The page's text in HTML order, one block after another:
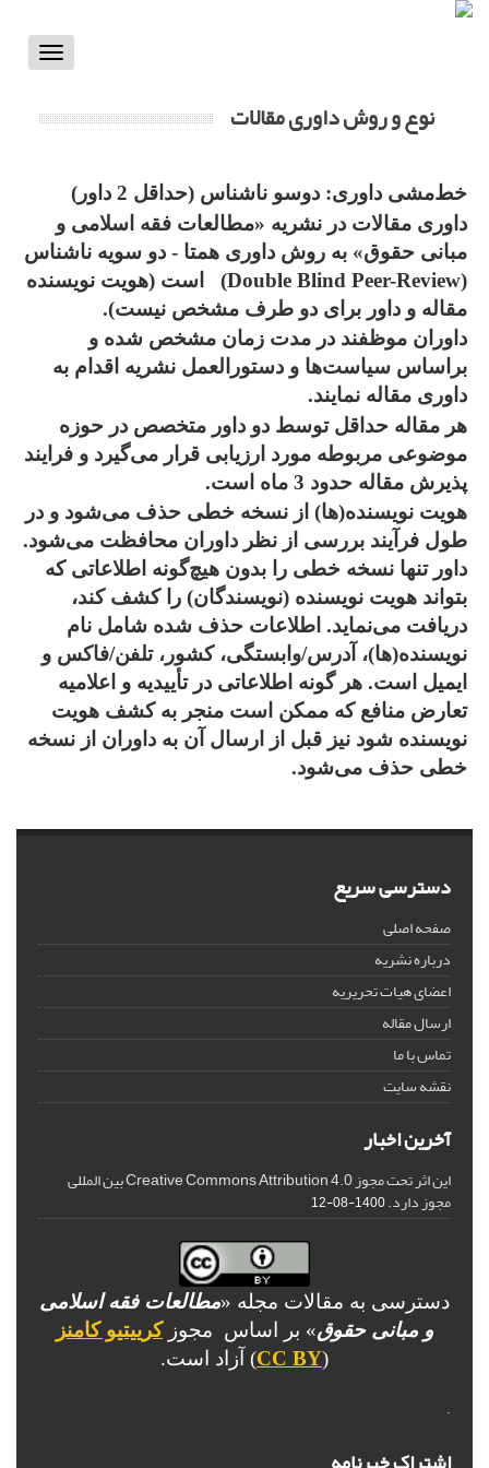
Toggle
نوع و روش داوری مقالات
خط‌مشی داوری: دوسو ناشناس (حداقل 2 داور)
داوری مقالات در نشریه «مطالعات فقه اسلامی و
مبانی حقوق» به روش داوری همتا - دو سویه ناشناس
(Double Blind Peer-Review) است (هویت نویسنده
مقاله و داور برای دو طرف مشخص نیست).
داوران موظفند در مدت زمان مشخص شده و
براساس سیاست‌‌ها و دستورالعمل نشریه اقدام به
داوری مقاله نمایند.
هر مقاله حداقل توسط دو داور متخصص در حوزه
موضوعی مربوطه مورد ارزیابی قرار می‌‌گیرد و فرایند
پذیرش مقاله حدود 3 ماه است.
هویت نویسنده(ها) از نسخه خطی حذف می‌شود و در
طول فرآیند بررسی از نظر داوران محافظت می‌شود.
داور تنها نسخه خطی را بدون هیچ‌گونه اطلاعاتی که
بتواند هویت نویسنده (نویسندگان) را کشف کند،
دریافت می‌نماید. اطلاعات حذف شده شامل نام
نویسنده(ها)، آدرس/وابستگی، کشور، تلفن/فاکس و
ایمیل است. هر گونه اطلاعاتی در تأییدیه و اعلامیه
تعارض منافع که ممکن است منجر به کشف هویت
نویسنده شود نیز قبل از ارسال آن به داوران از نسخه
خطی حذف می‌شود.
دسترسی سریع
صفحه اصلی
درباره نشریه
اعضای هیات تحریریه
ارسال مقاله
تماس با ما
نقشه سایت
آخرین اخبار
این اثر تحت مجوز Creative Commons Attribution 4.0 بین المللی
مجوز دارد.1400-08-12
دسترسی به مقالات مجله «مطالعات فقه اسلامی
و مبانی حقوق» بر اساس مجوزکرییتیو کامنز
(
CC BY) آزاد است.